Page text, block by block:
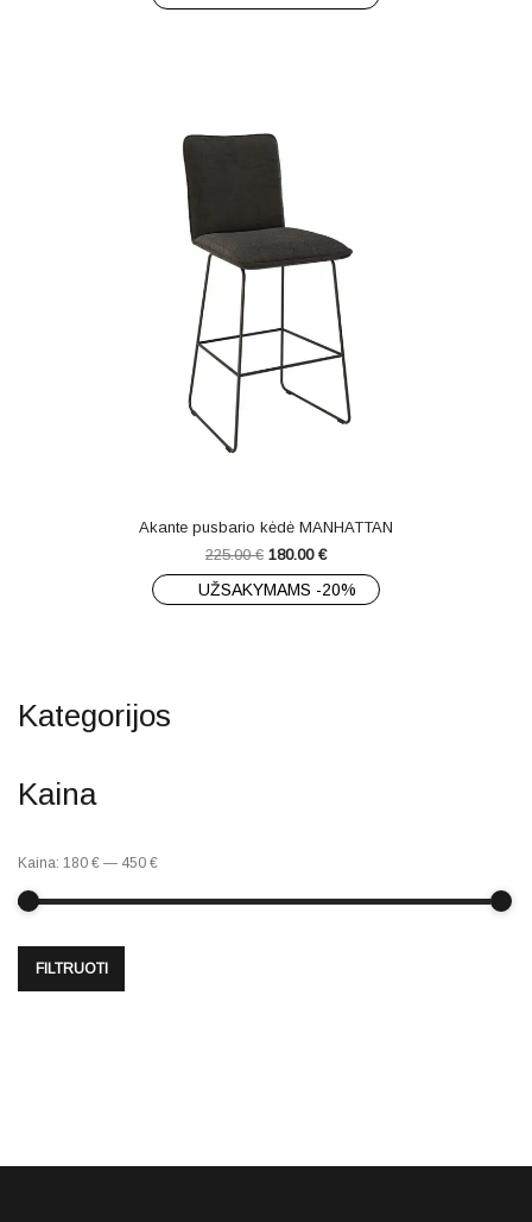
Akante pusbario kėdė MANHATTAN
225.00€ 180.00 €
UŽSAKYMAMS -20%
Kategorijos
Kaina
FILTRUOTI
Kaina: 180 € — 450 €